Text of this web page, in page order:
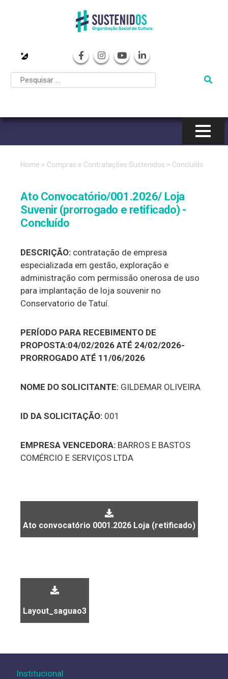
Pular
o
Home > Compras e Contratações Sustenidos > Concluído
Ato Convocatório/001.2026/ Loja
Suvenir (prorrogado e retificado) -
Concluído
DESCRIÇÃO: contratação de empresa
especializada em gestão, exploração e
administração com permissão onerosa de uso
para implantação de loja souvenir no
Conservatorio de Tatuí.
PERÍODO PARA RECEBIMENTO DE
PROPOSTA:04/02/2026 ATÉ 24/02/2026-
PRORROGADO ATÉ 11/06/2026
NOME DO SOLICITANTE: GILDEMAR OLIVEIRA
ID DA SOLICITAÇÃO: 001
EMPRESA VENCEDORA: BARROS E BASTOS
COMÉRCIO E SERVIÇOS LTDA
Ato convocatório 0001.2026 Loja (retificado)
Layout_saguao3
Institucional